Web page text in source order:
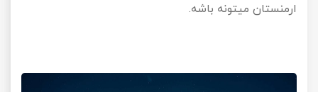
ارمنستان میتونه باشه.